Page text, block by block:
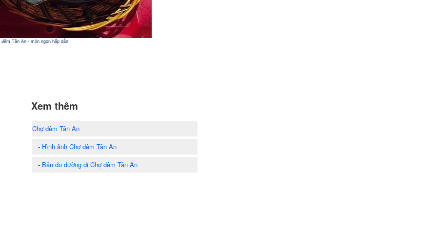
đêm Tân An - món ngon hấp dẫn
Xem thêm
Chợ đêm Tân An
- Hình ảnh Chợ đêm Tân An
- Bản đồ đường đi Chợ đêm Tân An